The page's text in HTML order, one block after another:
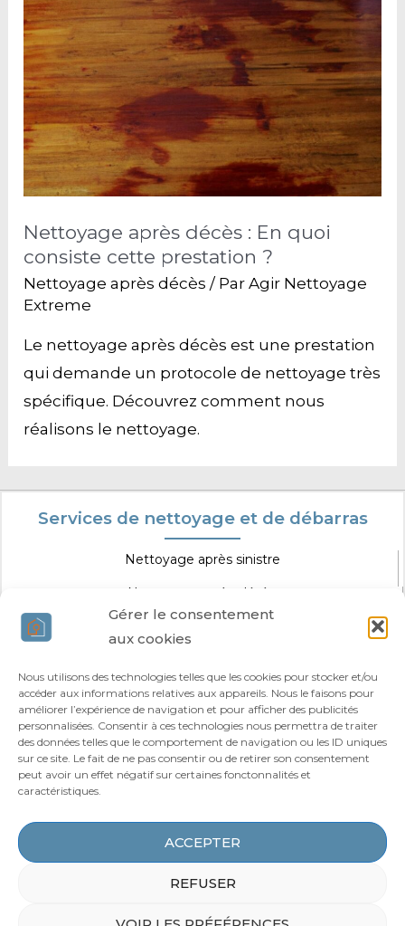
Gérer le consentement
aux cookies
Nous utilisons des technologies telles que les cookies pour stocker et/ou
accéder aux informations relatives aux appareils. Nous le faisons pour
améliorer l’expérience de navigation et pour afficher des publicités
personnalisées. Consentir à ces technologies nous permettra de traiter
des données telles que le comportement de navigation ou les ID uniques
sur ce site. Le fait de ne pas consentir ou de retirer son consentement
peut avoir un effet négatif sur certaines fonctonnalités et
caractéristiques.
ACCEPTER
REFUSER
Nettoyage après décès : En quoi
consiste cette prestation ?
Nettoyage après décès / ParAgir Nettoyage
Extreme
Le nettoyage après décès est une prestation
qui demande un protocole de nettoyage très
spécifique. Découvrez comment nous
réalisons le nettoyage.
Services de nettoyage et de débarras
Nettoyage après sinistre
Nettoyage après décès
Nettoyage extrême
Agir Nettoyage Extrême
Vous êtes professionnel ?
Qui sommes-nous ?
Blog
Zones d’intervention